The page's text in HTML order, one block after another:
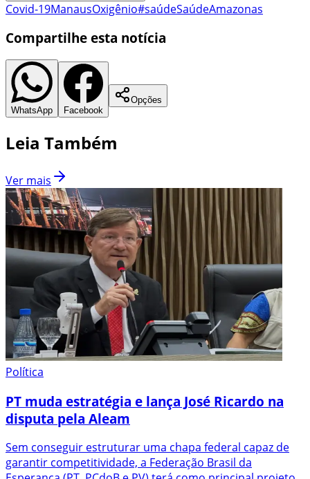
Covid-19ManausOxigênio#saúdeSaúdeAmazonas
Compartilhe esta notícia
WhatsApp Facebook
Opções
Leia Também
Ver mais
Política
PT muda estratégia e lança José Ricardo na
disputa pela Aleam
Sem conseguir estruturar uma chapa federal capaz de
garantir competitividade, a Federação Brasil da